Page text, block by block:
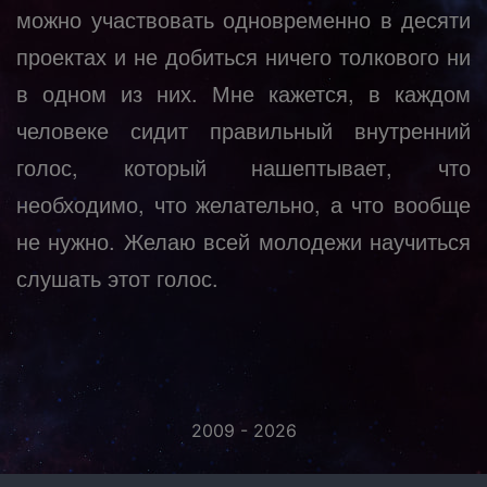
можно участвовать одновременно в десяти
проектах и не добиться ничего толкового ни
в одном из них. Мне кажется, в каждом
человеке сидит правильный внутренний
голос, который нашептывает, что
необходимо, что желательно, а что вообще
не нужно. Желаю всей молодежи научиться
слушать этот голос.
2009 - 2026